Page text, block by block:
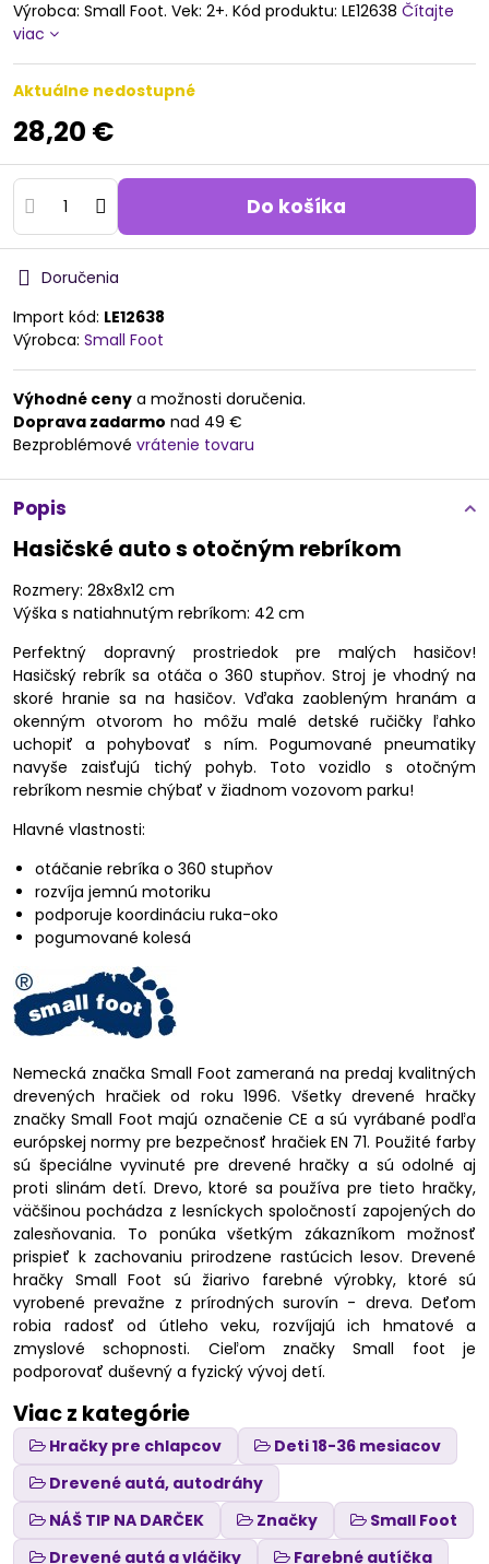
Výrobca: Small Foot. Vek: 2+. Kód produktu: LE12638 Čítajte
viac
Aktuálne nedostupné
28,20 €
Do košíka
Doručenia
Import kód: LE12638
Výrobca: Small Foot
Výhodné ceny a možnosti doručenia.
Doprava zadarmo nad 49 €
Bezproblémové vrátenie tovaru
Popis
Hasičské auto s otočným rebríkom
Rozmery: 28x8x12 cm
Výška s natiahnutým rebríkom: 42 cm
Perfektný dopravný prostriedok pre malých hasičov!
Hasičský rebrík sa otáča o 360 stupňov. Stroj je vhodný na
skoré hranie sa na hasičov. Vďaka zaobleným hranám a
okenným otvorom ho môžu malé detské ručičky ľahko
uchopiť a pohybovať s ním. Pogumované pneumatiky
navyše zaisťujú tichý pohyb. Toto vozidlo s otočným
rebríkom nesmie chýbať v žiadnom vozovom parku!
Hlavné vlastnosti:
otáčanie rebríka o 360 stupňov
rozvíja jemnú motoriku
podporuje koordináciu ruka-oko
pogumované kolesá
Nemecká značka Small Foot zameraná na predaj kvalitných
drevených hračiek od roku 1996. Všetky drevené hračky
značky Small Foot majú označenie CE a sú vyrábané podľa
európskej normy pre bezpečnosť hračiek EN 71. Použité farby
sú špeciálne vyvinuté pre drevené hračky a sú odolné aj
proti slinám detí. Drevo, ktoré sa používa pre tieto hračky,
väčšinou pochádza z lesníckych spoločností zapojených do
zalesňovania. To ponúka všetkým zákazníkom možnosť
prispieť k zachovaniu prirodzene rastúcich lesov. Drevené
hračky Small Foot sú žiarivo farebné výrobky, ktoré sú
vyrobené prevažne z prírodných surovín - dreva. Deťom
robia radosť od útleho veku, rozvíjajú ich hmatové a
zmyslové schopnosti. Cieľom značky Small foot je
podporovať duševný a fyzický vývoj detí.
Viac z kategórie
Hračky pre chlapcov
Deti 18-36 mesiacov
Drevené autá, autodráhy
NÁŠ TIP NA DARČEK
Značky
Small Foot
Drevené autá a vláčiky
Farebné autíčka